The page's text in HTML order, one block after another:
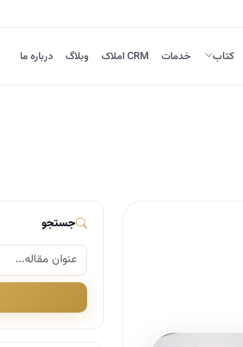
کتاب خدمات CRM املاک وبلاگ درباره ما
جستجو